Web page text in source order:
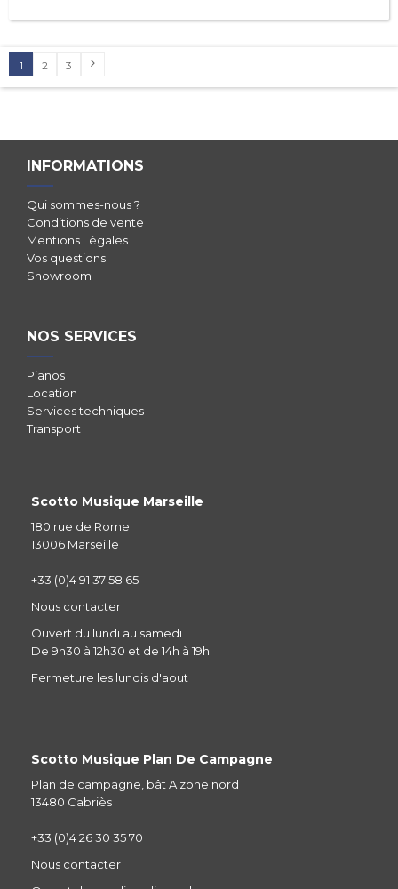
1 2 3
INFORMATIONS
Qui sommes-nous ?
Conditions de vente
Mentions Légales
Vos questions
Showroom
NOS SERVICES
Pianos
Location
Services techniques
Transport
Scotto Musique Marseille
180 rue de Rome
13006 Marseille
+33 (0)4 91 37 58 65
Nous contacter
Ouvert du lundi au samedi
De 9h30 à 12h30 et de 14h à 19h
Fermeture les lundis d'aout
Scotto Musique Plan De Campagne
Plan de campagne, bât A zone nord
13480 Cabriès
+33 (0)4 26 30 35 70
Nous contacter